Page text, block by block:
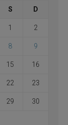
S D
1 2
8 9
15 16
22 23
29 30